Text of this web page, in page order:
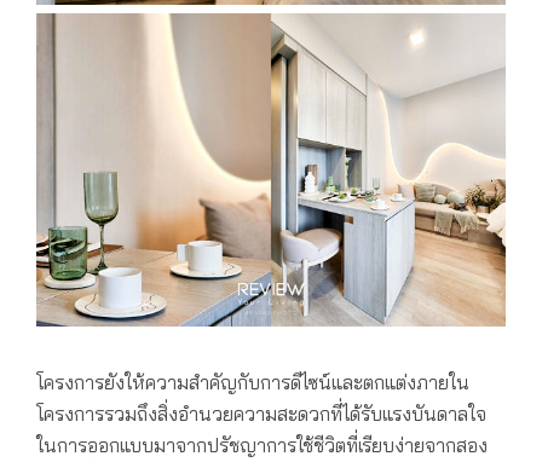
โครงการยังให้ความสำคัญกับการดีไซน์และตกแต่งภายใน
โครงการรวมถึงสิ่งอำนวยความสะดวกที่ได้รับแรงบันดาลใจ
ในการออกแบบมาจากปรัชญาการใช้ชีวิตที่เรียบง่ายจากสอง